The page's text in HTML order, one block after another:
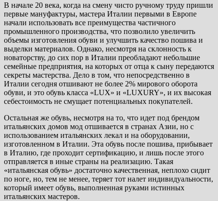
В начале 20 века, когда на смену чисто ручному труду пришли
первые мануфактуры, мастера Италии первыми в Европе
начали использовать все преимущества частичного
промышленного производства, что позволило увеличить
объемы изготовления обуви и улучшить качество пошива и
выделки материалов. Однако, несмотря на склонность к
новаторству, до сих пор в Италии преобладают небольшие
семейные предприятия, на которых от отца к сыну передаются
секреты мастерства. Дело в том, что непосредственно в
Италии сегодня отшивают не более 2% мирового оборота
обуви, и это обувь класса «LUX» и «LUXURY», и их высокая
себестоимость не смущает потенциальных покупателей.
Остальная же обувь, несмотря на то, что идет под брендом
итальянских домов мод отшивается в странах Азии, но с
использованием итальянских лекал и на оборудовании,
изготовленном в Италии. Эта обувь после пошива, прибывает
в Италию, где проходит сертификацию, и лишь после этого
отправляется в иные страны на реализацию. Такая
«итальянская обувь» достаточно качественная, неплохо сидит
по ноге, но, тем не менее, теряет тот налет индивидуальности,
который имеет обувь, выполненная руками истинных
итальянских мастеров.